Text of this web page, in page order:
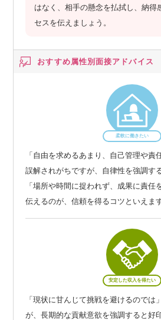
はなく、相手の懸念を払拭し、納得
セスを伝えましょう。
おすすめ属性別面接アドバイス
柔軟に働きたい
「自由を求めるあまり、自己管理や責
誤解されがちですが、自律性を強調す
「場所や時間に捉われず、成果に責任
伝えるのが、信頼を得るコツといえます
安定した収入を得たい
「現状に甘んじて挑戦を避けるのでは
が、長期的な貢献意欲を強調すると好